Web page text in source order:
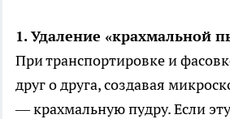
1. Удаление «крахмальной
При транспортировке и
друг о друга, создавая
— крахмальную пудру. Если